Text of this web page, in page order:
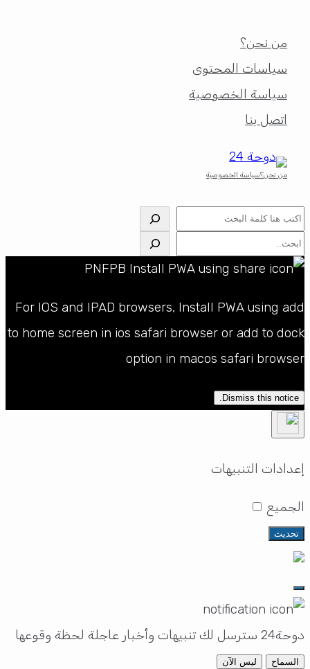
من نحن؟
سياسات المحتوى
سياسة الخصوصية
اتصل بنا
من نحن؟سياسة الخصوصية
البحث
البحث
For IOS and IPAD browsers, Install PWA using add
to home screen in ios safari browser or add to dock
option in macos safari browser
Dismiss this notice.
إعدادات التنبيهات
الجميع
تحديث
دوحة24 سترسل لك تنبيهات وأخبار عاجلة لحظة وقوعها
السماح ليس الآن